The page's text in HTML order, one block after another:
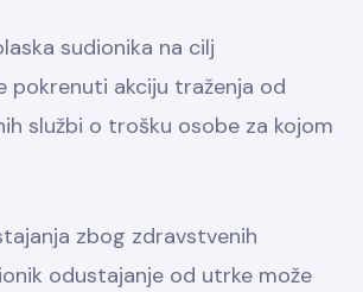
sudionika na cilj
pokrenuti akciju traženja od
službi o trošku osobe za kojom
zbog zdravstvenih
odustajanje od utrke može